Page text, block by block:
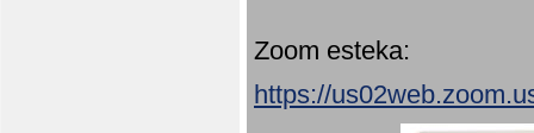
Zoom esteka:
https://